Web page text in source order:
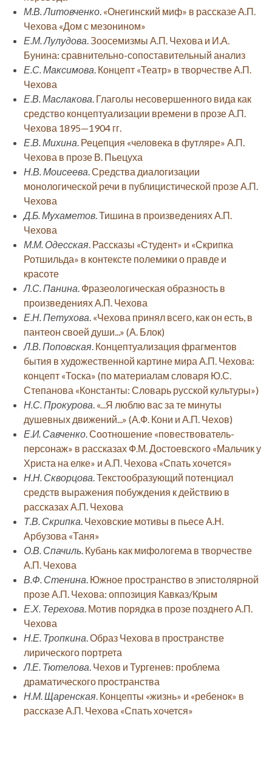
М.В. Литовченко. «Онегинский миф» в рассказе А.П.
Чехова «Дом с мезонином»
Е.М. Лулудова.Зоосемизмы А.П. Чехова и И.А.
Бунина: сравнительно-сопоставительный анализ
Е.С. Максимова. Концепт «Театр» в творчестве А.П.
Чехова
Е.В. Маслакова. Глаголы несовершенного вида как
средство концептуализации времени в прозе А.П.
Чехова 1895—1904 гг.
Е.В. Михина. Рецепция «человека в футляре» А.П.
Чехова в прозе В. Пьецуха
Н.В. Моисеева.Средства диалогизации
монологической речи в публицистической прозе А.П.
Чехова
Д.Б. Мухаметов.Тишина в произведениях А.П.
Чехова
М.М. Одесская. Рассказы «Студент» и «Скрипка
Ротшильда» в контексте полемики о правде и
красоте
Л.С. Панина. Фразеологическая образность в
произведениях А.П. Чехова
Е.Н. Петухова. «Чехова принял всего, как он есть, в
пантеон своей души...» (А. Блок)
Л.В. Поповская. Концептуализация фрагментов
бытия в художественной картине мира А.П. Чехова:
концепт «Тоска» (по материалам словаря Ю.С.
Степанова «Константы: Словарь русской культуры»)
Н.С. Прокурова. «...Я люблю вас за те минуты
душевных движений...» (А.Ф. Кони и А.П. Чехов)
Е.И. Савченко.Соотношение «повествователь-
персонаж» в рассказах Ф.М. Достоевского «Мальчик у
Христа на елке» и А.П. Чехова «Спать хочется»
Н.Н. Скворцова.Текстообразующий потенциал
средств выражения побуждения к действию в
рассказах А.П. Чехова
Т.В. Скрипка. Чеховские мотивы в пьесе А.Н.
Арбузова «Таня»
О.В. Спачиль. Кубань как мифологема в творчестве
А.П. Чехова
В.Ф. Стенина. Южное пространство в эпистолярной
прозе А.П. Чехова: оппозиция Кавказ/Крым
Е.Х. Терехова. Мотив порядка в прозе позднего А.П.
Чехова
Н.Е. Тропкина.Образ Чехова в пространстве
лирического портрета
Л.Е. Тютелова. Чехов и Тургенев: проблема
драматического пространства
Н.М. Щаренская. Концепты «жизнь» и «ребенок» в
рассказе А.П. Чехова «Спать хочется»